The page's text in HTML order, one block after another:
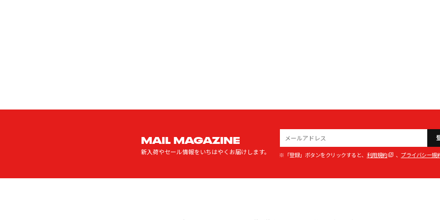
MAIL MAGAZINE
新入荷やセール情報をいちはやくお届けします。 ※「登録」ボタンをクリックすると、 利用規約 、 プライバシー規